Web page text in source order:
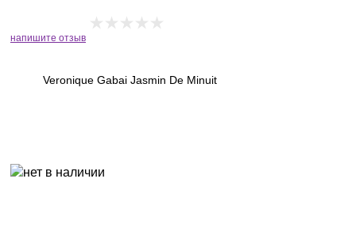
напишите отзыв
Veronique Gabai Jasmin De Minuit